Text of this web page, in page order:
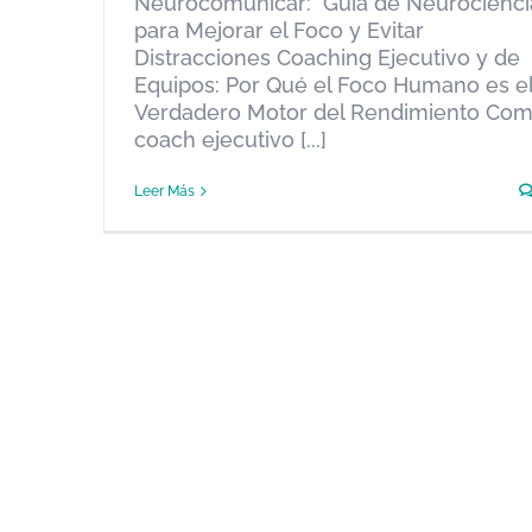
NeuroComunicacion Neuroventas
para Mejorar el Foco y Evitar
Distracciones Coaching Ejecutivo y de
Equipos: Por Qué el Foco Humano es el
Verdadero Motor del Rendimiento
coach ejecutivo [...]
Leer Más